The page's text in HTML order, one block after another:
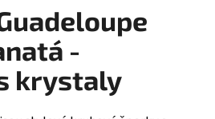
-
krystaly